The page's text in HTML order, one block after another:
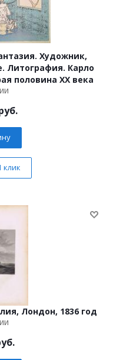
Художник,
Литография. Карло
половина XX века
клик
Лондон, 1836 год